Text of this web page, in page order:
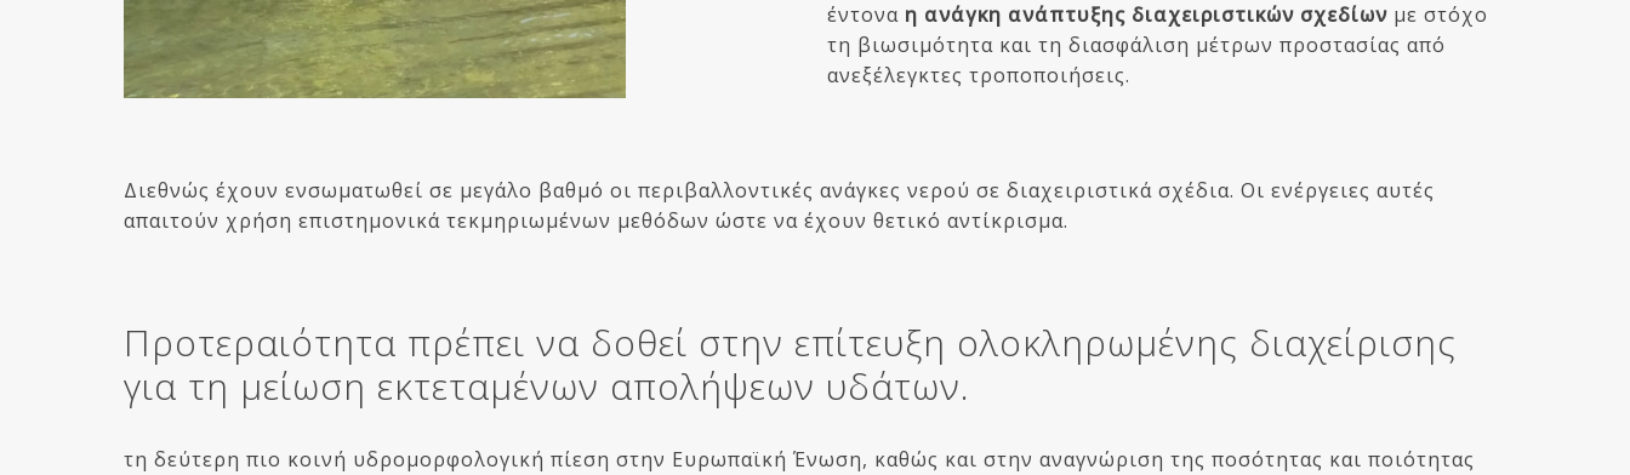
έντονα η ανάγκη ανάπτυξης διαχειριστικών σχεδίων με στόχο
τη βιωσιμότητα και τη διασφάλιση μέτρων προστασίας από
ανεξέλεγκτες τροποποιήσεις.
Διεθνώς έχουν ενσωματωθεί σε μεγάλο βαθμό οι περιβαλλοντικές ανάγκες νερού σε διαχειριστικά σχέδια. Οι ενέργειες αυτές
απαιτούν χρήση επιστημονικά τεκμηριωμένων μεθόδων ώστε να έχουν θετικό αντίκρισμα.
Προτεραιότητα πρέπει να δοθεί στην επίτευξη ολοκληρωμένης διαχείρισης
για τη μείωση εκτεταμένων απολήψεων υδάτων.
τη δεύτερη πιο κοινή υδρομορφολογική πίεση στην Ευρωπαϊκή Ένωση, καθώς και στην αναγνώριση της ποσότητας και ποιότητας